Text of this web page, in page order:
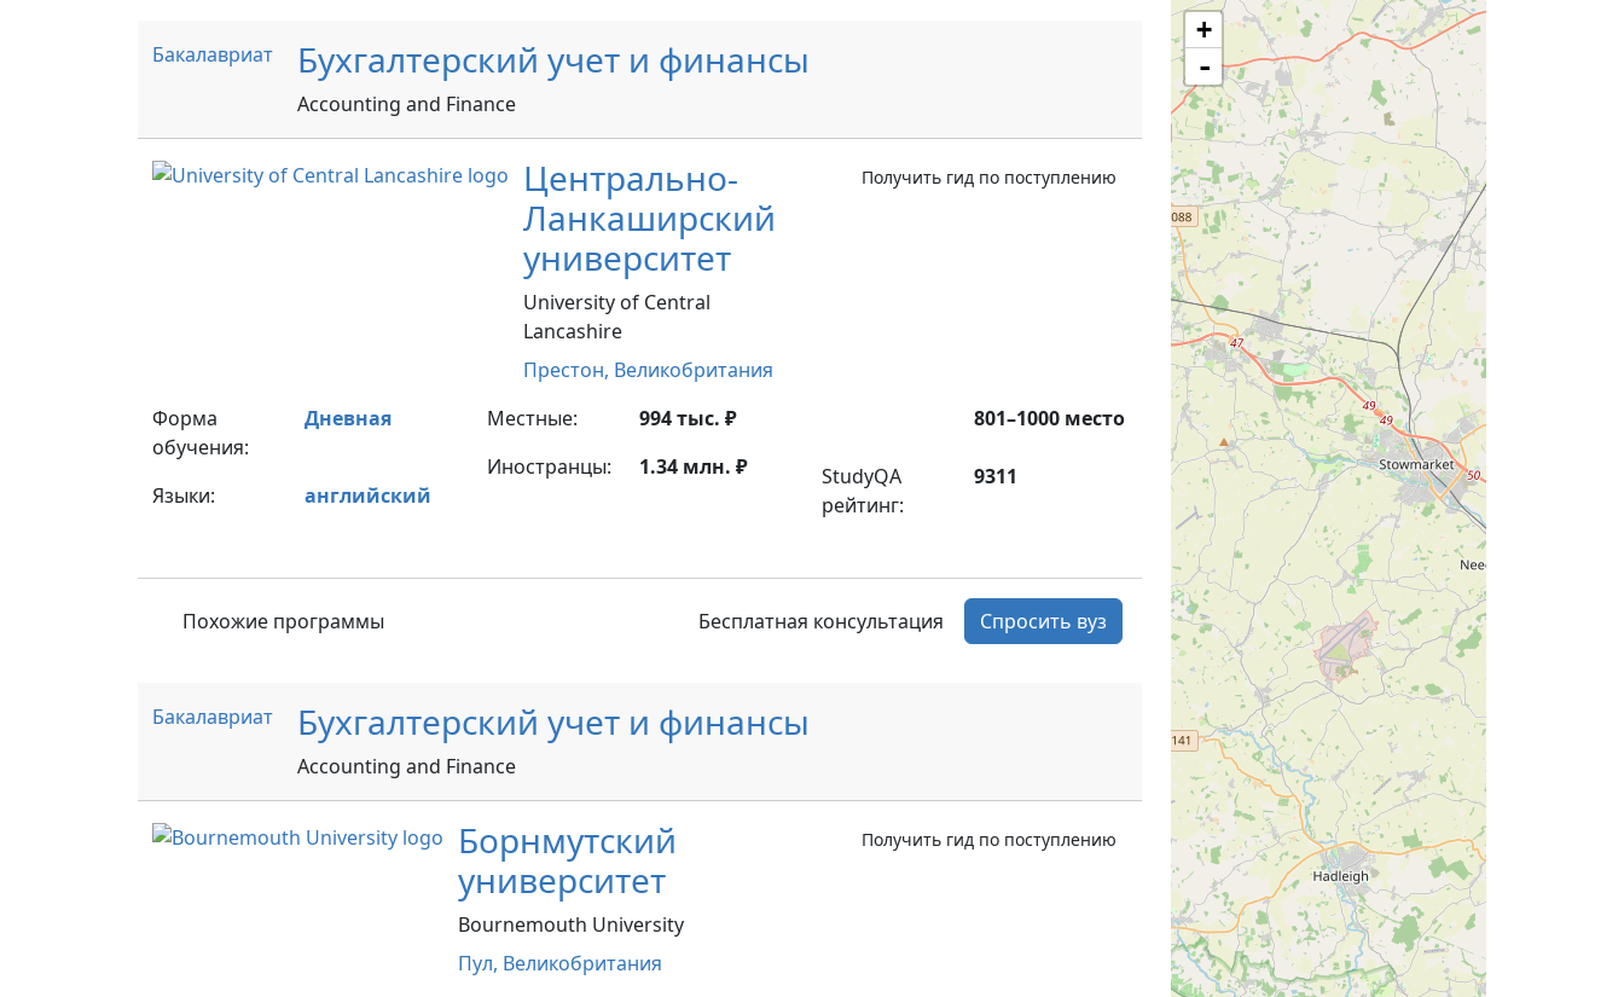
Бакалавриат Бухгалтерский учет и финансы
Accounting and Finance
Центрально-
Ланкаширский
университет
University of Central
Lancashire
Престон, Великобритания
Получить гид по поступлению
Форма
обучения:
Дневная
Языки: английский
Местные:
994 тыс. ₽
Иностранцы:
1.34 млн. ₽
801–1000 место
StudyQA
рейтинг:
9311
Похожие программы Бесплатная консультация Спросить вуз
Бакалавриат Бухгалтерский учет и финансы
Accounting and Finance
Борнмутский
университет
Bournemouth University
Пул, Великобритания
Получить гид по поступлению
+
-